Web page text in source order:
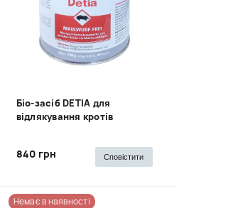
Біо-засіб DETIA для
відлякування кротів
840 грн Сповістити
Немає в наявності